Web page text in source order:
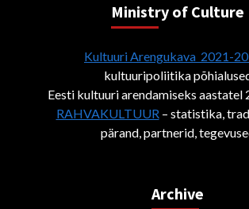
Ministry of Culture
Kultuuri Arengukava 2021-
kultuuripoliitika
Eesti kultuuri arendamiseks aastatel
RAHVAKULTUUR– statistika,
pärand, partnerid,
Archive